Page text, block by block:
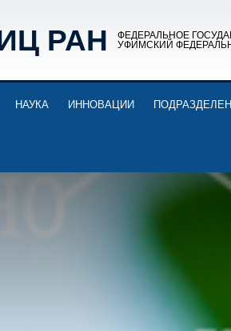
РАН
ФЕДЕРАЛЬНОЕ
УФИМСКИЙ
НАУКА ИННОВАЦИИ